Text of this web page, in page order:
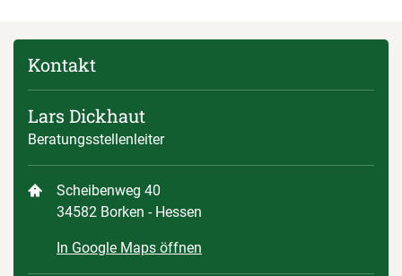
Kontakt
Lars Dickhaut
Beratungsstellenleiter
Scheibenweg 40
34582 Borken - Hessen
In Google Maps öffnen